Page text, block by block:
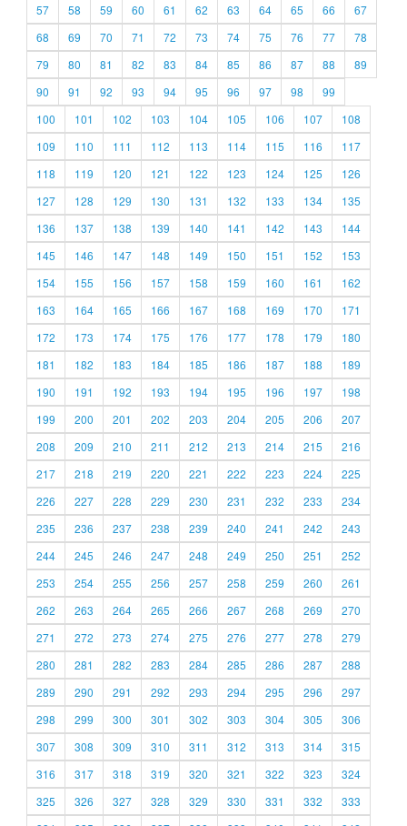
57
58 59 60 61 62 63 64 65 66
67
68
69 70 71 72 73 74 75 76 77
78
79
80 81 82 83 84 85 86 87 88
89
90
91 92 93 94 95 96 97 98
99
100
101 102 103 104 105 106 107
108
109
110 111 112 113 114 115 116
117
118
119 120 121 122 123 124 125
126
127
128 129 130 131 132 133 134
135
136
137 138 139 140 141 142 143
144
145
146 147 148 149 150 151 152
153
154
155 156 157 158 159 160 161
162
163
164 165 166 167 168 169 170
171
172
173 174 175 176 177 178 179
180
181
182 183 184 185 186 187 188
189
190
191 192 193 194 195 196 197
198
199
200 201 202 203 204 205 206
207
208
209 210 211 212 213 214 215
216
217
218 219 220 221 222 223 224
225
226
227 228 229 230 231 232 233
234
235
236 237 238 239 240 241 242
243
244
245 246 247 248 249 250 251
252
253
254 255 256 257 258 259 260
261
262
263 264 265 266 267 268 269
270
271
272 273 274 275 276 277 278
279
280
281 282 283 284 285 286 287
288
289
290 291 292 293 294 295 296
297
298
299 300 301 302 303 304 305
306
307
308 309 310 311 312 313 314
315
316
317 318 319 320 321 322 323
324
325
326 327 328 329 330 331 332
333